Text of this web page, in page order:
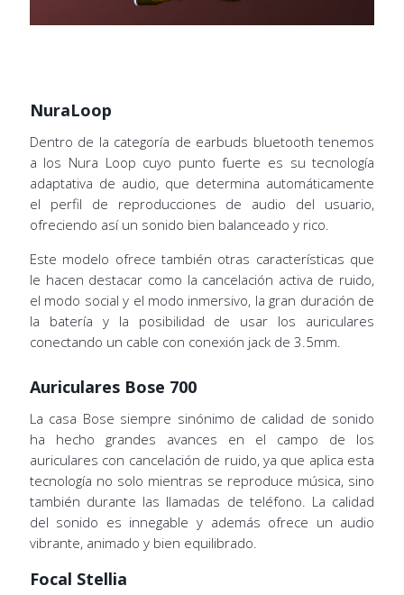
NuraLoop
Dentro de la categoría de earbuds bluetooth tenemos
a los Nura Loop cuyo punto fuerte es su tecnología
adaptativa de audio, que determina automáticamente
el perfil de reproducciones de audio del usuario,
ofreciendo así un sonido bien balanceado y rico.
Este modelo ofrece también otras características que
le hacen destacar como la cancelación activa de ruido,
el modo social y el modo inmersivo, la gran duración de
la batería y la posibilidad de usar los auriculares
conectando un cable con conexión jack de 3.5mm.
Auriculares Bose 700
La casa Bose siempre sinónimo de calidad de sonido
ha hecho grandes avances en el campo de los
auriculares con cancelación de ruido, ya que aplica esta
tecnología no solo mientras se reproduce música, sino
también durante las llamadas de teléfono. La calidad
del sonido es innegable y además ofrece un audio
vibrante, animado y bien equilibrado.
Focal Stellia